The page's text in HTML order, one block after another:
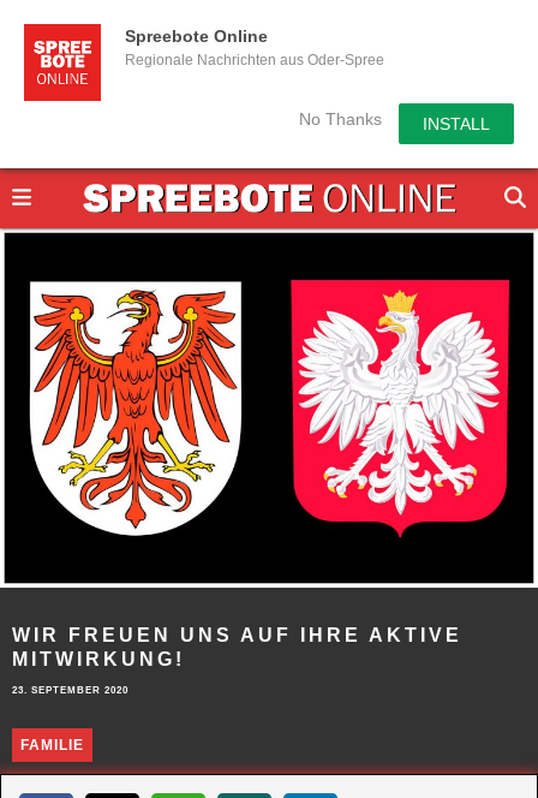
Spreebote Online
Regionale Nachrichten aus Oder-Spree
No Thanks INSTALL
WIR FREUEN UNS AUF IHRE AKTIVE
MITWIRKUNG!
23. SEPTEMBER 2020
FAMILIE